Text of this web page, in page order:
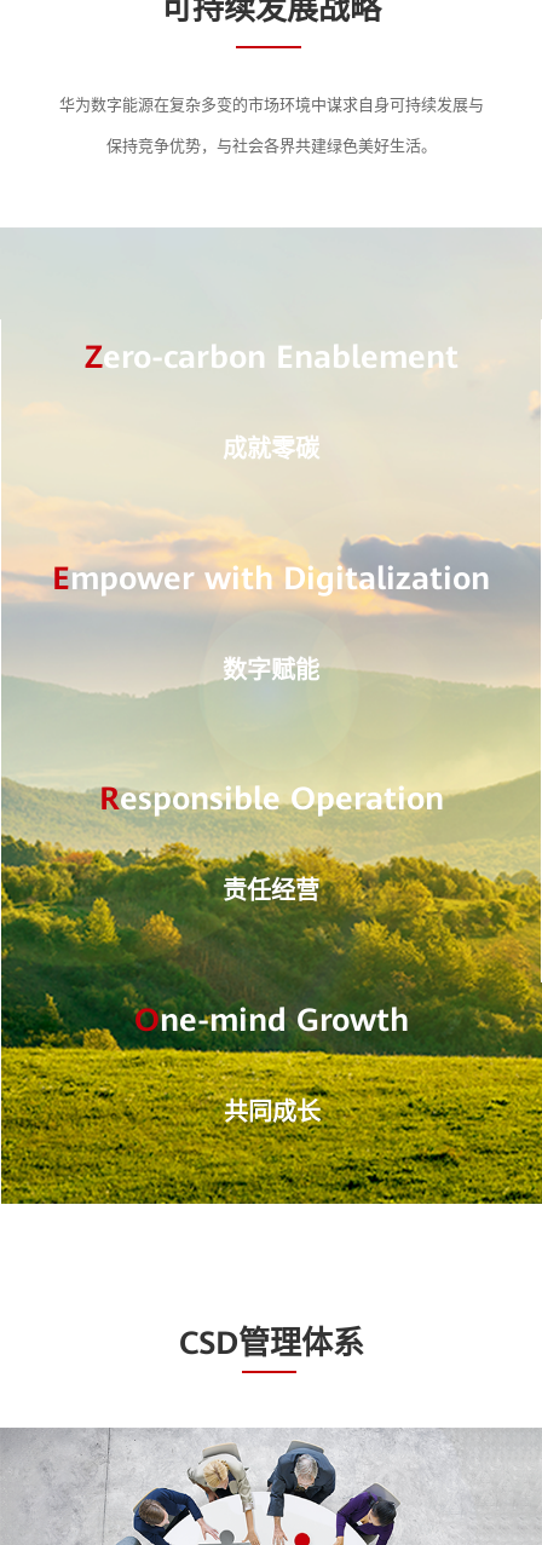
可持续发展战略
华为数字能源在复杂多变的市场环境中谋求自身可持续发展与
保持竞争优势，与社会各界共建绿色美好生活。
Zero-carbon Enablement
成就零碳
Empower with Digitalization
数字赋能
Responsible Operation
责任经营
One-mind Growth
共同成长
CSD管理体系